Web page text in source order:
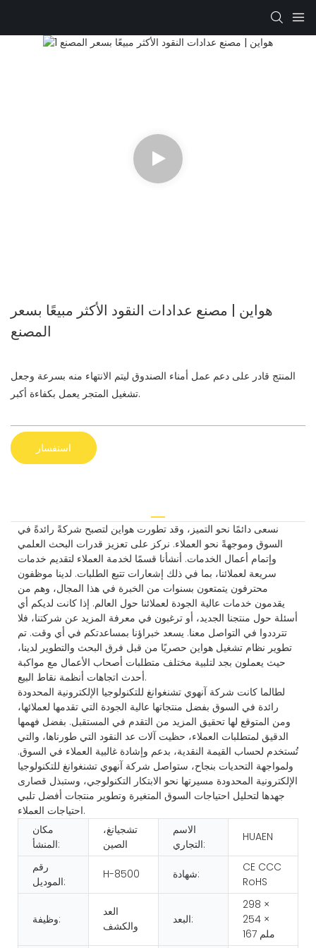
هواين | مصنع عدادات النقود الأكثر مبيعًا بسعر
المصنع
المنتج قادر على دعم عمل أمناء الصندوق ليتم الانتهاء منه بسرعة وجعل
تشغيل المتجر يعمل بكفاءة أكبر.
استفسار
نسعى دائمًا نحو التميز، وقد تطورت هواين لتصبح شركةً رائدةً في
السوق وموجهةً نحو العملاء. نركز على تعزيز قدرات البحث العلمي
وإتمام أعمال الخدمات. أنشأنا قسمًا لخدمة العملاء لتقديم خدمات
سريعة لعملائنا، بما في ذلك إشعارات تتبع الطلبات. لدينا موظفون
محترفون يتمتعون بسنوات من الخبرة في هذا المجال، وهم من
يقدمون خدمات عالية الجودة لعملائنا حول العالم. إذا كانت لديكم أي
أسئلة حول منتجنا الجديد، أو ترغبون في معرفة المزيد عن شركتنا، فلا
تترددوا في التواصل معنا. يسعد خبراؤنا بمساعدتكم في أي وقت. تم
تطوير نظام تشغيل هواين حصريًا من قبل فرق البحث والتطوير لدينا،
حيث يعملون بجد لتلبية مختلف متطلبات أصحاب الأعمال مع مواكبة
أحدث اتجاهات أنظمة نقاط البيع.
لطالما كانت شركة آنهوي تشنغوانغ للتكنولوجيا الإلكترونية المحدودة
رائدة في السوق بفضل منتجاتها عالية الجودة التي تقدمها لعملائها،
ومن المتوقع لها تحقيق المزيد من التقدم في المستقبل. بفضل فهمها
الدقيق لمتطلبات العملاء، حظيت آلات عد النقود التي طورناها، والتي
تُستخدم لحساب القيمة النقدية، بدعم وإشادة غالبية العملاء في السوق.
ولمواجهة التحديات بنجاح، ستواصل شركة آنهوي تشنغوانغ للتكنولوجيا
الإلكترونية المحدودة مسيرتها نحو الابتكار التكنولوجي، وستبذل قصارى
جهدها لتحليل احتياجات السوق المتغيرة وتطوير منتجات أفضل تلبي
احتياجات العملاء.
مكان
المنشأ:
تشجيانغ،
الصين
الاسم
التجاري:
HUAEN
رقم
الموديل:
H-8500 شهادة:
CE CCC
RoHS
وظيفة:
العد
والكشف
البعد:
298 ×
254 ×
167 ملم